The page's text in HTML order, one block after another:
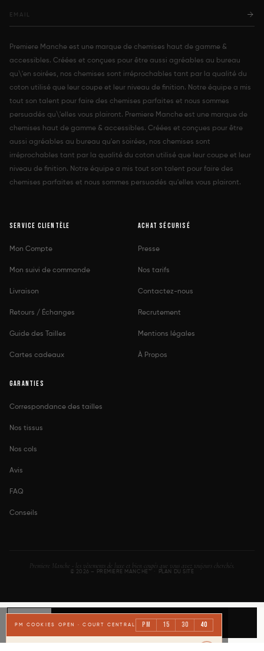
TAILLE39 AJOUTER AU PANIER
Quelle est votre taille ?
160 161 162 163 164 165
166 167 168 169 170 171
172 173 174 175 176 177
178 179 180 181 182 183
184 185 186 187 188 189
196 197 200
Premiere Manche est une marque de chemises haut de gamme &
accessibles. Créées et conçues pour être aussi agréables au bureau
qu\'en soirées, nos chemises sont irréprochables tant par la qualité du
coton utilisé que leur coupe et leur niveau de finition. Notre équipe a mis
tout son talent pour faire des chemises parfaites et nous sommes
persuadés qu\'elles vous plairont. Premiere Manche est une marque de
chemises haut de gamme & accessibles. Créées et conçues pour être
aussi agréables au bureau qu'en soirées, nos chemises sont
irréprochables tant par la qualité du coton utilisé que leur coupe et leur
niveau de finition. Notre équipe a mis tout son talent pour faire des
chemises parfaites et nous sommes persuadés qu'elles vous plairont.
SERVICE CLIENTÈLE
Mon Compte
Mon suivi de commande
Livraison
Retours / Échanges
Guide des Tailles
Cartes cadeaux
ACHAT SÉCURISÉ
Presse
Nos tarifs
Contactez-nous
Recrutement
Mentions légales
À Propos
GARANTIES
Correspondance des tailles
Nos tissus
Nos cols
Avis
FAQ
Conseils
Premiere Manche - les vêtements de luxe et bien coupés que vous avez toujours cherchés.
© 2026 – PREMIERE MANCHE™ · PLAN DU SITE
PM COOKIES OPEN · COURT CENTRAL PM 15 30 40